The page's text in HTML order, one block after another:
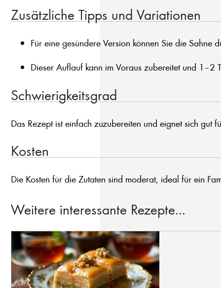
Zusätzliche Tipps und Variationen
Für eine gesündere Version können Sie die Sahne
Dieser Auflauf kann im Voraus zubereitet und 1–2
Schwierigkeitsgrad
Das Rezept ist einfach zuzubereiten und eignet sich gut
Kosten
Die Kosten für die Zutaten sind moderat, ideal für ein
Weitere interessante Rezepte...